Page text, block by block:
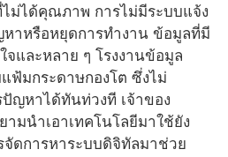
ม่ได้คุณภาพ การไม่มีระบบแจ้ง
หาหรือหยุดการทำงาน ข้อมูลที่มี
จและหลาย ๆ โรงงานข้อมูล
ฟ้มกระดาษกองโต ซึ่งไม่
ญหาได้ทันท่วงที เจ้าของ
ามนำเอาเทคโนโลยีมาใช้ยัง
จัดการหาระบบดิจิทัลมาช่วย